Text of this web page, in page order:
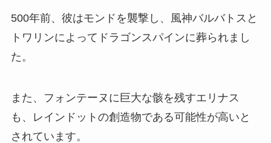
500年前、彼はモンドを襲撃し、風神バルバトスと
トワリンによってドラゴンスパインに葬られまし
た。
また、フォンテーヌに巨大な骸を残すエリナス
も、レインドットの創造物である可能性が高いと
されています。